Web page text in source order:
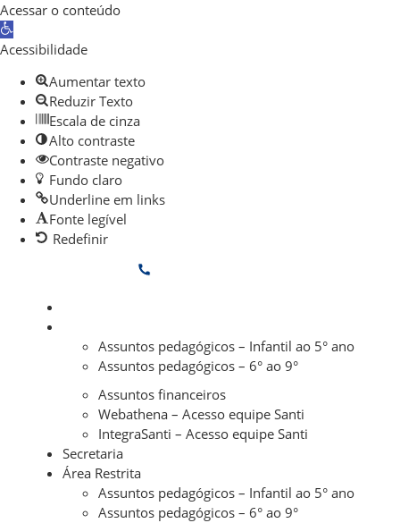
Acessar o conteúdo
Abrir a barra de ferramentas
Acessibilidade
Aumentar texto
Reduzir Texto
Escala de cinza
Alto contraste
Contraste negativo
Fundo claro
Underline em links
Fonte legível
Redefinir
Assuntos pedagógicos – Infantil ao 5° ano
Assuntos pedagógicos – 6° ao 9°
Assuntos financeiros
Webathena – Acesso equipe Santi
IntegraSanti – Acesso equipe Santi
Secretaria
Área Restrita
Assuntos pedagógicos – Infantil ao 5° ano
Assuntos pedagógicos – 6° ao 9°